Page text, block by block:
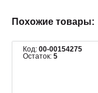
Похожие товары:
Код: 00-00154275
Остаток: 5